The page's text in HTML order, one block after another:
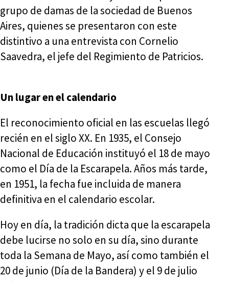
grupo de damas de la sociedad de Buenos
Aires, quienes se presentaron con este
distintivo a una entrevista con Cornelio
Saavedra, el jefe del Regimiento de Patricios.
Un lugar en el calendario
El reconocimiento oficial en las escuelas llegó
recién en el siglo XX. En 1935, el Consejo
Nacional de Educación instituyó el 18 de mayo
como el Día de la Escarapela. Años más tarde,
en 1951, la fecha fue incluida de manera
definitiva en el calendario escolar.
Hoy en día, la tradición dicta que la escarapela
debe lucirse no solo en su día, sino durante
toda la Semana de Mayo, así como también el
20 de junio (Día de la Bandera) y el 9 de julio